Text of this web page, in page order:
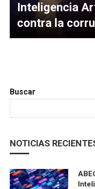
Inteligencia
contra la
Buscar
NOTICIAS